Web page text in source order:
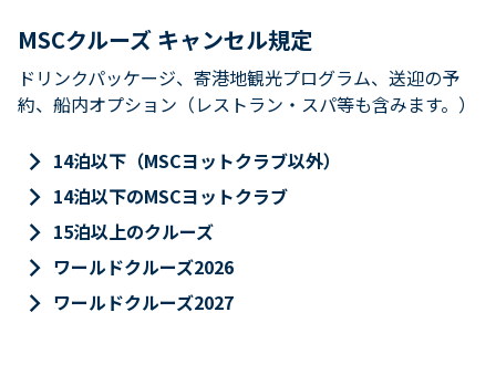
MSCクルーズ キャンセル規定
ドリンクパッケージ、寄港地観光プログラム、送迎の予
約、船内オプション（レストラン・スパ等も含みます。）
keyboard_arrow_right 14泊以下（MSCヨットクラブ以外）
keyboard_arrow_right 14泊以下のMSCヨットクラブ
keyboard_arrow_right 15泊以上のクルーズ
keyboard_arrow_right ワールドクルーズ2026
keyboard_arrow_right ワールドクルーズ2027